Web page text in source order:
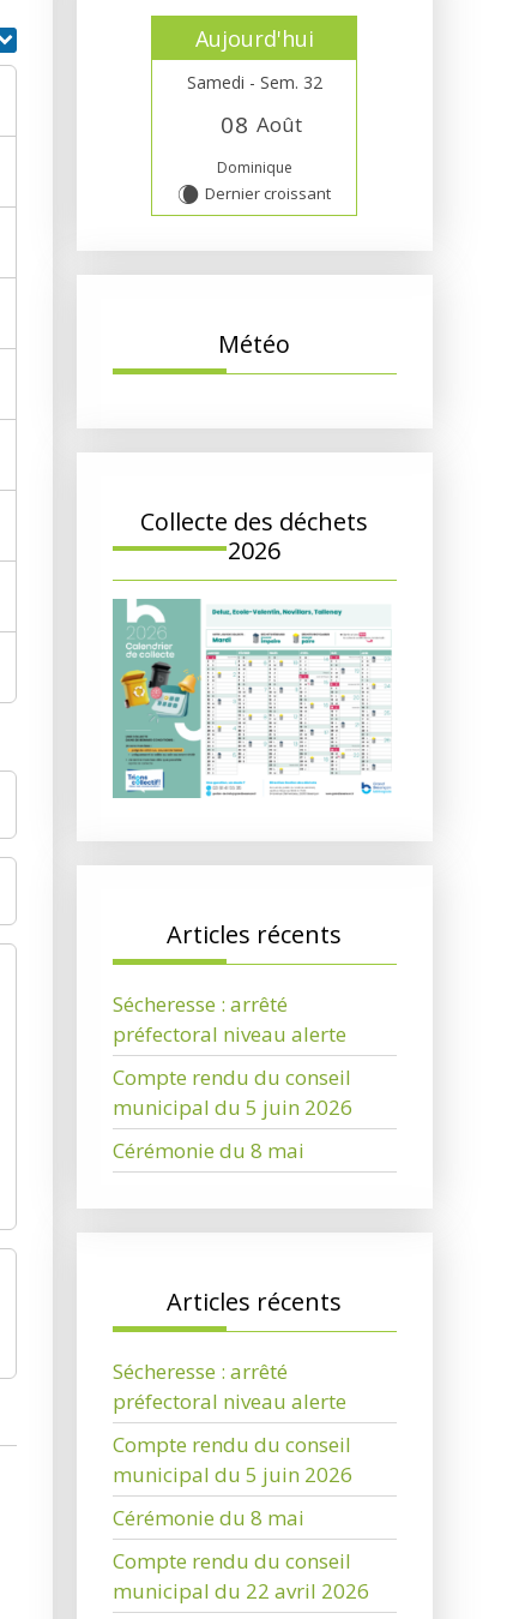
Aujourd'hui
Samedi - Sem. 32
08 Août
Dominique
W Dernier croissant
Météo
Collecte des déchets
2026
Articles récents
Sécheresse : arrêté
préfectoral niveau alerte
Compte rendu du conseil
municipal du 5 juin 2026
Cérémonie du 8 mai
Articles récents
Sécheresse : arrêté
préfectoral niveau alerte
Compte rendu du conseil
municipal du 5 juin 2026
Cérémonie du 8 mai
Compte rendu du conseil
municipal du 22 avril 2026